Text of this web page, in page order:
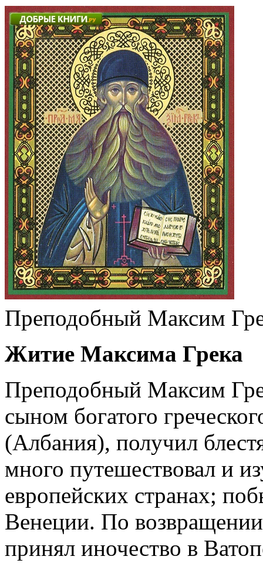
Преподобный Максим
Житие Максима Грека
Преподобный Максим
сыном богатого
(Албания), получил
много путешествовал и
европейских странах;
Венеции. По
принял иночество в